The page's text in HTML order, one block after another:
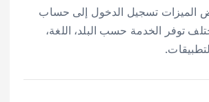
الميزات تسجيل الدخول إلى حساب
توفر الخدمة حسب البلد، اللغة،